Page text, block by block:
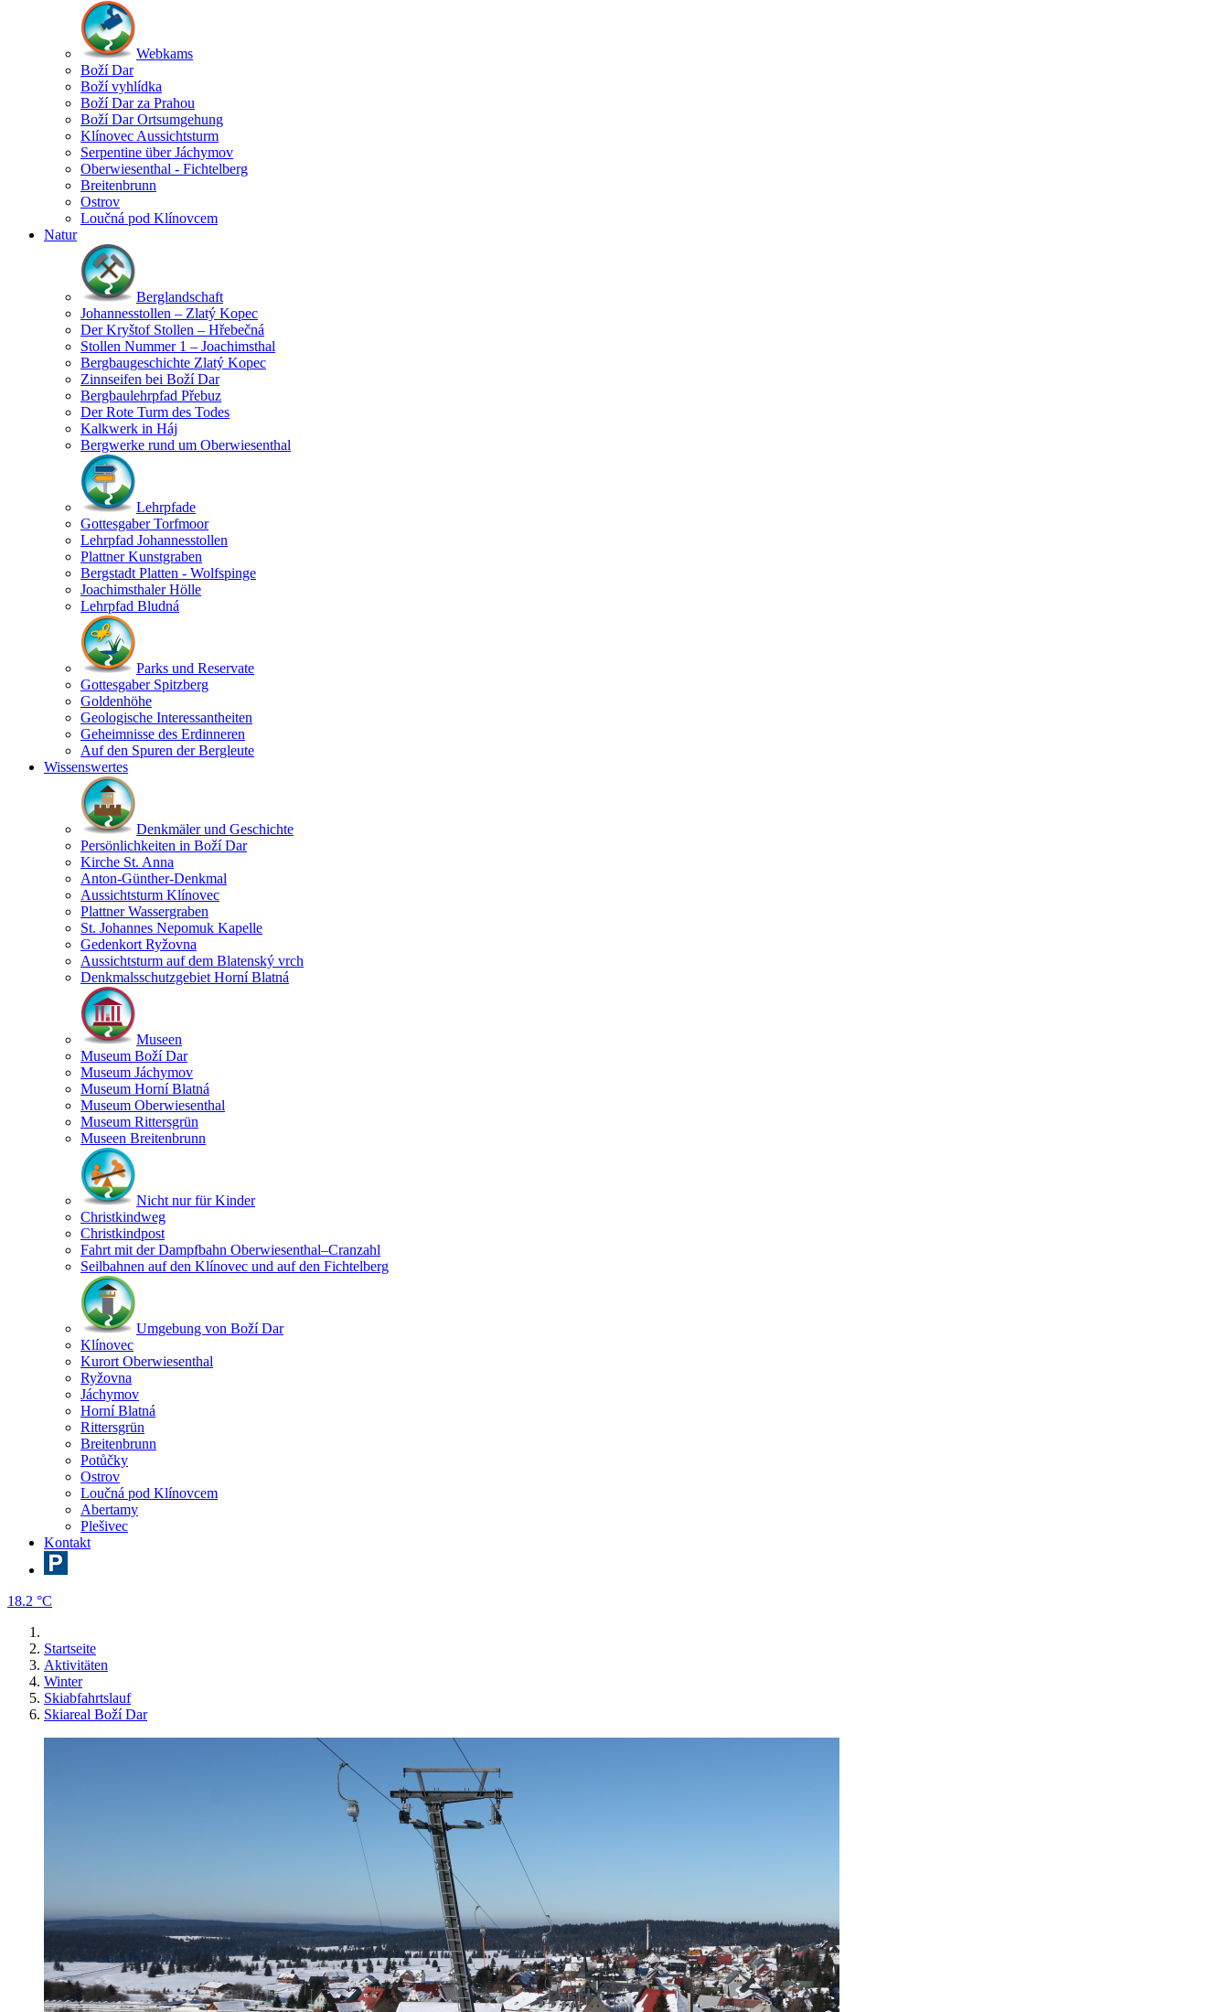
Webkams
Boží Dar
Boží vyhlídka
Boží Dar za Prahou
Boží Dar Ortsumgehung
Klínovec Aussichtsturm
Serpentine über Jáchymov
Oberwiesenthal - Fichtelberg
Breitenbrunn
Ostrov
Loučná pod Klínovcem
Natur
Berglandschaft
Johannesstollen – Zlatý Kopec
Der Kryštof Stollen – Hřebečná
Stollen Nummer 1 – Joachimsthal
Bergbaugeschichte Zlatý Kopec
Zinnseifen bei Boží Dar
Bergbaulehrpfad Přebuz
Der Rote Turm des Todes
Kalkwerk in Háj
Bergwerke rund um Oberwiesenthal
Lehrpfade
Gottesgaber Torfmoor
Lehrpfad Johannesstollen
Plattner Kunstgraben
Bergstadt Platten - Wolfspinge
Joachimsthaler Hölle
Lehrpfad Bludná
Parks und Reservate
Gottesgaber Spitzberg
Goldenhöhe
Geologische Interessantheiten
Geheimnisse des Erdinneren
Auf den Spuren der Bergleute
Wissenswertes
Denkmäler und Geschichte
Persönlichkeiten in Boží Dar
Kirche St. Anna
Anton-Günther-Denkmal
Aussichtsturm Klínovec
Plattner Wassergraben
St. Johannes Nepomuk Kapelle
Gedenkort Ryžovna
Aussichtsturm auf dem Blatenský vrch
Denkmalsschutzgebiet Horní Blatná
Museen
Museum Boží Dar
Museum Jáchymov
Museum Horní Blatná
Museum Oberwiesenthal
Museum Rittersgrün
Museen Breitenbrunn
Nicht nur für Kinder
Christkindweg
Christkindpost
Fahrt mit der Dampfbahn Oberwiesenthal–Cranzahl
Seilbahnen auf den Klínovec und auf den Fichtelberg
Umgebung von Boží Dar
Klínovec
Kurort Oberwiesenthal
Ryžovna
Jáchymov
Horní Blatná
Rittersgrün
Breitenbrunn
Potůčky
Ostrov
Loučná pod Klínovcem
Abertamy
Plešivec
Kontakt
18.2 °C
Startseite
Aktivitäten
Winter
Skiabfahrtslauf
Skiareal Boží Dar